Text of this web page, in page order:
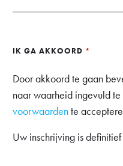
IK GA AKKOORD *
Door akkoord te gaan
naar waarheid ingevuld
voorwaardente
Uw inschrijving is